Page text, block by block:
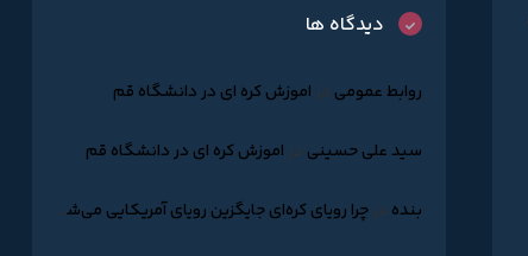
دیدگاه ها
روابط عمومی دراموزش کره ای در دانشگاه قم
سید علی حسینی دراموزش کره ای در دانشگاه قم
بنده درچرا رویای کره‌ای جایگزین رویای آمریکایی می‌شود؟